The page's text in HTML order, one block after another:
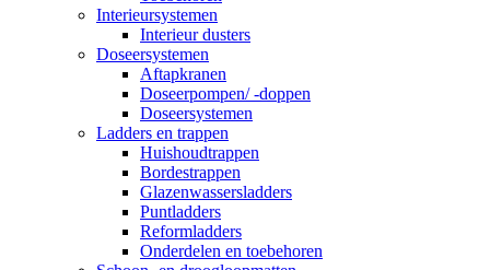
Interieursystemen
Interieur dusters
Doseersystemen
Aftapkranen
Doseerpompen/ -doppen
Doseersystemen
Ladders en trappen
Huishoudtrappen
Bordestrappen
Glazenwassersladders
Puntladders
Reformladders
Onderdelen en toebehoren